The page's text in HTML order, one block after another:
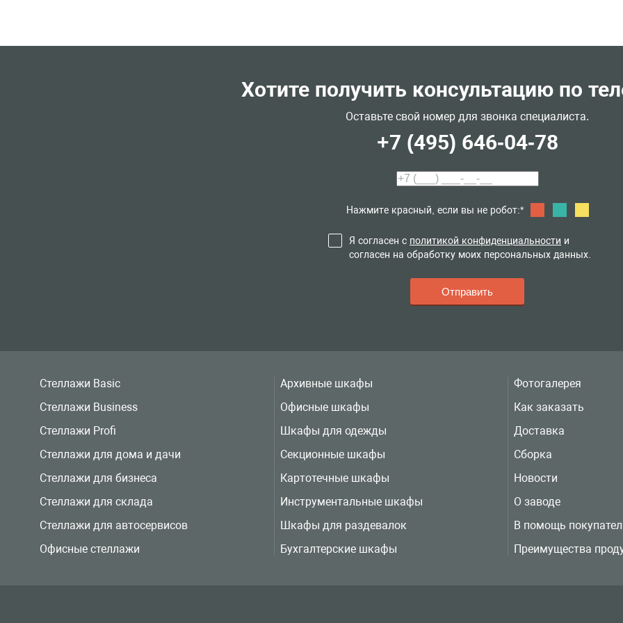
Хотите получить консультацию по
Оставьте свой номер для звонка специалиста.
+7 (495) 646-04-78
Нажмите красный, если вы не робот:*
Я согласен с политикой конфиденциальности и
согласен на обработку моих персональных данных.
Стеллажи Basic
Стеллажи Business
Стеллажи Profi
Стеллажи для дома и дачи
Стеллажи для бизнеса
Стеллажи для склада
Стеллажи для автосервисов
Офисные стеллажи
Архивные шкафы
Офисные шкафы
Шкафы для одежды
Секционные шкафы
Картотечные шкафы
Инструментальные шкафы
Шкафы для раздевалок
Бухгалтерские шкафы
Фотогалерея
Как заказать
Доставка
Сборка
Новости
О заводе
В помощь
Преимущества